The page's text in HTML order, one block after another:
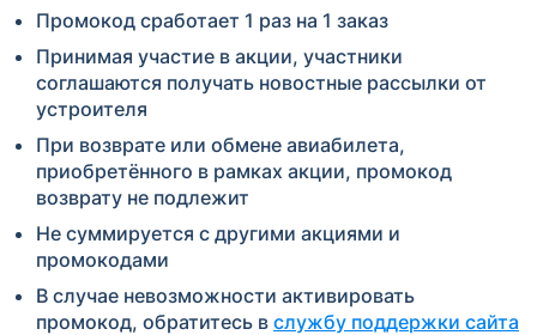
Промокод сработает 1 раз на 1 заказ
Принимая участие в акции, участники
соглашаются получать новостные рассылки от
устроителя
При возврате или обмене авиабилета,
приобретённого в рамках акции, промокод
возврату не подлежит
Не суммируется с другими акциями и
промокодами
В случае невозможности активировать
промокод, обратитесь в службу поддержки сайта